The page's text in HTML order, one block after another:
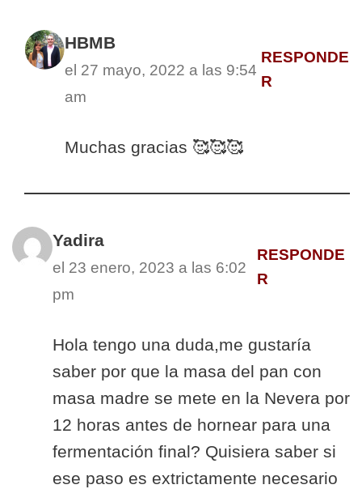
HBMB
el 27 mayo, 2022 a las 9:54
am
RESPONDE
R
Muchas gracias 🥰🥰🥰
Yadira
el 23 enero, 2023 a las 6:02
pm
RESPONDE
R
Hola tengo una duda,me gustaría
saber por que la masa del pan con
masa madre se mete en la Nevera por
12 horas antes de hornear para una
fermentación final? Quisiera saber si
ese paso es extrictamente necesario